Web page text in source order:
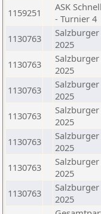
1159251
ASK
- Turnier 4
1130763
2025
1130763
2025
1130763
2025
1130763
2025
1130763
2025
1130763
2025
1130763
2025